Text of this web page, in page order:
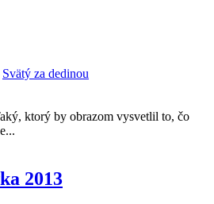
Svätý za dedinou
ktorý by obrazom vysvetlil to, čo
2013